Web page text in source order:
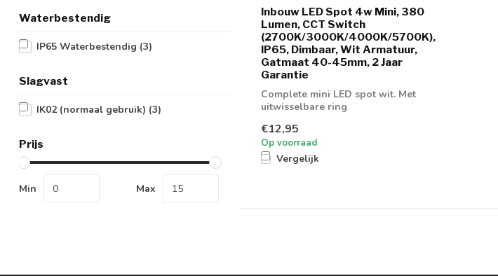
Waterbestendig
IP65 Waterbestendig (3)
Slagvast
IK02 (normaal gebruik) (3)
Prijs
Min Max
Inbouw LED Spot 4w Mini, 380
Lumen, CCT Switch
(2700K/3000K/4000K/5700K),
IP65, Dimbaar, Wit Armatuur,
Gatmaat 40-45mm, 2 Jaar
Garantie
Complete mini LED spot wit. Met
uitwisselbare ring
€12,95
Op voorraad
Vergelijk